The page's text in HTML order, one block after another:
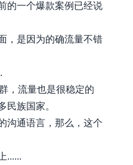
的一个爆款案例已经说
，是因为的确流量不错
，流量也是很稳定的
民族国家。
沟通语言，那么，这个
......